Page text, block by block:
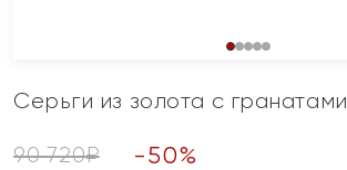
Серьги из золота с гранатами
90 720₽ -50%